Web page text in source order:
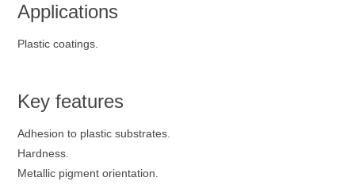
Applications
Plastic coatings.
Key features
Adhesion to plastic substrates.
Hardness.
Metallic pigment orientation.